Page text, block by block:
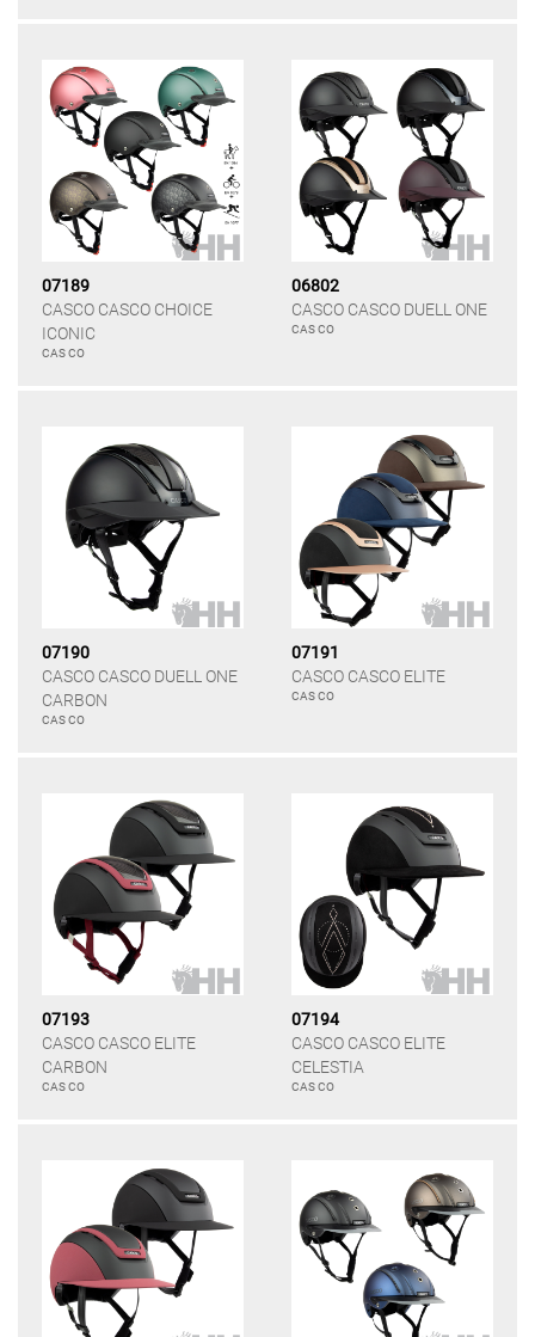
07189
CASCO CASCO CHOICE
ICONIC
CAS CO
06802
CASCO CASCO DUELL ONE
CAS CO
07190
CASCO CASCO DUELL ONE
CARBON
CAS CO
07191
CASCO CASCO ELITE
CAS CO
07193
CASCO CASCO ELITE
CARBON
CAS CO
07194
CASCO CASCO ELITE
CELESTIA
CAS CO